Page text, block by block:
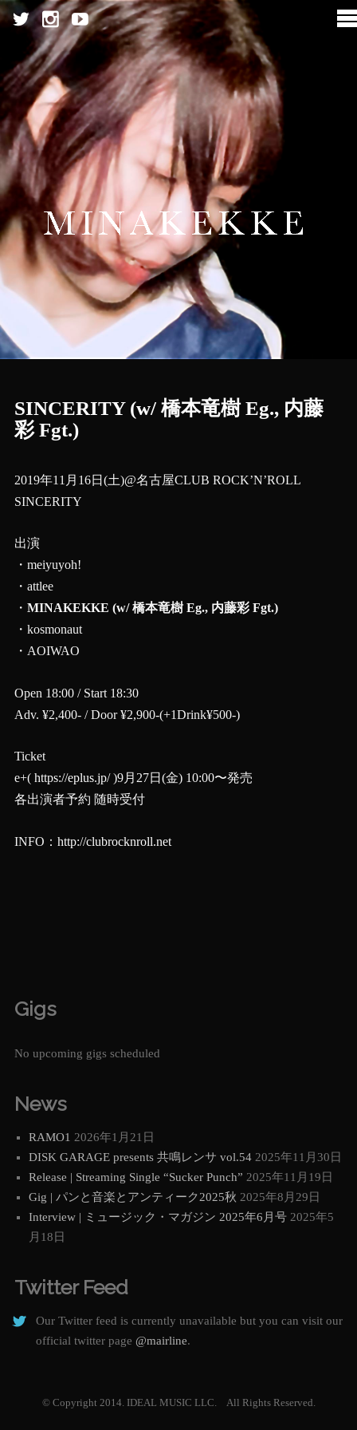
SINCERITY (w/ 橋本竜樹 Eg., 内藤
彩 Fgt.)
2019年11月16日(土)@名古屋CLUB ROCK’N’ROLL
SINCERITY
出演
・meiyuyoh!
・attlee
・ MINAKEKKE (w/ 橋本竜樹 Eg., 内藤彩 Fgt.)
・kosmonaut
・AOIWAO
Open 18:00 / Start 18:30
Adv. ¥2,400- / Door ¥2,900-(+1Drink¥500-)
Ticket
e+( https://eplus.jp/)9月27日(金) 10:00〜発売
各出演者予約 随時受付
INFO： http://clubrocknroll.net
Gigs
No upcoming gigs scheduled
News
RAMO1 2026年1月21日
DISK GARAGE presents 共鳴レンサ vol.54 2025年11月30日
Release | Streaming Single “Sucker Punch” 2025年11月19日
Gig | パンと音楽とアンティーク2025秋 2025年8月29日
Interview | ミュージック・マガジン 2025年6月号 2025年5
月18日
Twitter Feed
Our Twitter feed is currently unavailable but you can visit our
official twitter page @mairline.
© Copyright 2014. IDEAL MUSIC LLC. All Rights Reserved.